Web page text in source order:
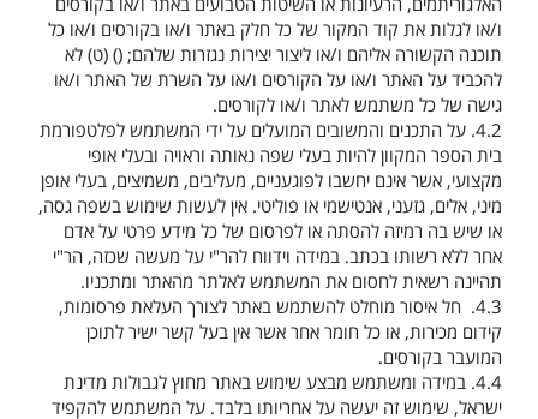
ו/או לגלות את קוד המקור של כל חלק באתר ו/או בקורסים ו/או כל
תוכנה הקשורה אליהם ו/או ליצור יצירות נגזרות שלהם; () (ט) לא
להכביד על האתר ו/או על הקורסים ו/או על השרת של האתר ו/או
גישה של כל משתמש לאתר ו/או לקורסים.
4.2. על התכנים והמשובים המועלים על ידי המשתמש לפלטפורמת
בית הספר המקוון להיות בעלי שפה נאותה וראויה ובעלי אופי
מקצועי, אשר אינם יחשבו לפוגעניים, מעליבים, משמיצים, בעלי אופן
מיני, אלים, גזעני, אנטישמי או פוליטי. אין לעשות שימוש בשפה גסה,
או שיש בה רמיזה להסתה או לפרסום של כל מידע פרטי על אדם
אחר ללא רשותו בכתב. במידה וידווח להר"י על מעשה שכזה, הר"י
תהיינה רשאית לחסום את המשתמש לאלתר מהאתר ומתכניו.
4.3.
חל איסור מוחלט להשתמש באתר לצורך העלאת פרסומות,
קידום מכירות, או כל חומר אחר אשר אין בעל קשר ישיר לתוכן
המועבר בקורסים.
4.4. במידה ומשתמש מבצע שימוש באתר מחוץ לגבולות מדינת
ישראל, שימוש זה יעשה על אחריותו בלבד. על המשתמש להקפיד